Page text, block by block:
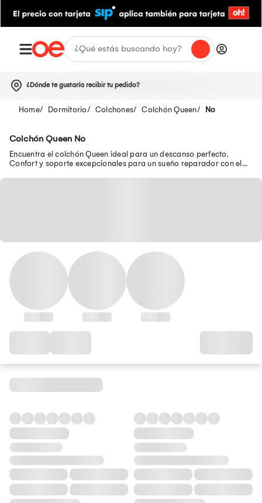
¿Dónde te gustaría recibir tu pedido?
Dormitorio Colchones Colchón Queen No
Colchón Queen No
Encuentra el colchón Queen ideal para un descanso perfecto.
Confort y soporte excepcionales para un sueño reparador con el